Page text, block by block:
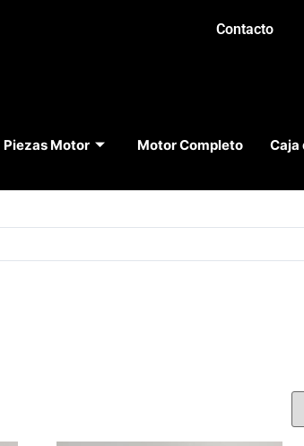
Contacto
Piezas Motor Motor Completo Caja